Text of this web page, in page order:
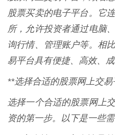
股票买卖的电子平台。它
所，允许投资者通过电脑
询行情、管理账户等。相
易平台具有便捷、高效、成
**选择合适的股票网上交易
选择一个合适的股票网上
资的第一步。以下是一些